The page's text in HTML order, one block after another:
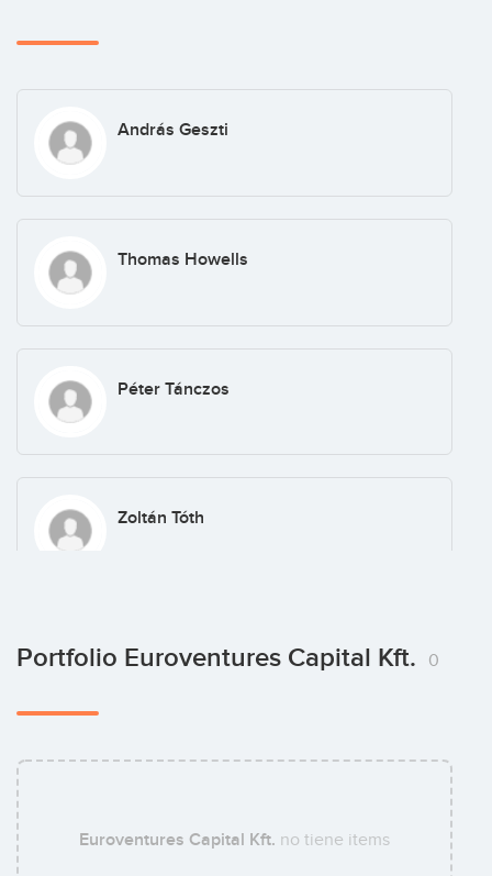
András Geszti
Thomas Howells
Péter Tánczos
Zoltán Tóth
Norbert Bial
Portfolio Euroventures Capital Kft. 0
Euroventures Capital Kft. no tiene items